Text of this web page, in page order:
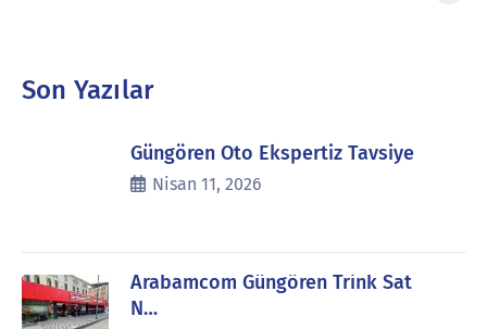
Son Yazılar
Güngören Oto Ekspertiz Tavsiye
Nisan 11, 2026
Arabamcom Güngören Trink Sat
N…